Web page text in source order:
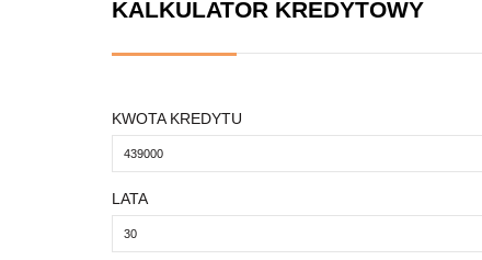
KALKULATOR KREDYTOWY
KWOTA KREDYTU
LATA